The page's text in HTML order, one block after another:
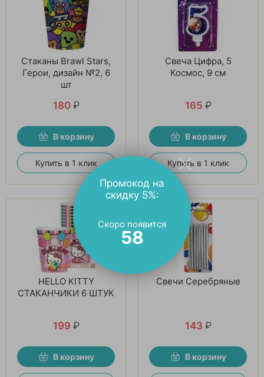
Стаканы Brawl Stars,
Герои, дизайн №2, 6
шт
180 ₽
В корзину
Купить в 1 клик
Свеча Цифра, 5
Космос, 9 см
165 ₽
В корзину
Купить в 1 клик
HELLO KITTY
СТАКАНЧИКИ 6 ШТУК
199 ₽
В корзину
Свечи Серебряные
143 ₽
В корзину
Промокод на
скидку 5%:
Скоро появится
57